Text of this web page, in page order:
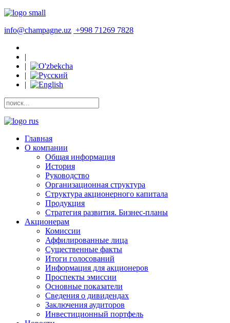
info@champagne.uz +998 71269 7828
|
|
|
|
Главная
О компании
Общая информация
История
Руководство
Организационная структура
Структура акционерного капитала
Продукция
Стратегия развития. Бизнес-планы
Акционерам
Комиссии
Аффилированные лица
Существенные факты
Итоги голосований
Информация для акционеров
Проспекты эмиссии
Основные показатели
Сведения о дивидендах
Заключения аудиторов
Инвестиционный портфель